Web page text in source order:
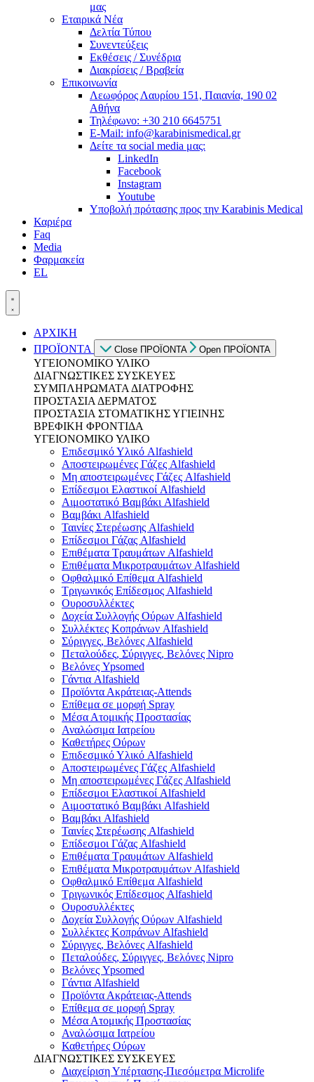
μας
Εταιρικά Νέα
Δελτία Τύπου
Συνεντεύξεις
Εκθέσεις / Συνέδρια
Διακρίσεις / Βραβεία
Επικοινωνία
Λεωφόρος Λαυρίου 151, Παιανία, 190 02
Αθήνα
Τηλέφωνο: +30 210 6645751
E-Mail: info@karabinismedical.gr
Δείτε τα social media μας:
LinkedIn
Facebook
Instagram
Youtube
Υποβολή πρότασης προς την Karabinis Medical
Καριέρα
Faq
Media
Φαρμακεία
EL
ΑΡΧΙΚΗ
ΠΡΟΪΟΝΤΑ
Close ΠΡΟΪΟΝΤΑ Open ΠΡΟΪΟΝΤΑ
ΥΓΕΙΟΝΟΜΙΚΟ ΥΛΙΚΟ
ΔΙΑΓΝΩΣΤΙΚΕΣ ΣΥΣΚΕΥΕΣ
ΣΥΜΠΛΗΡΩΜΑΤΑ ΔΙΑΤΡΟΦΗΣ
ΠΡΟΣΤΑΣΙΑ ΔΕΡΜΑΤΟΣ
ΠΡΟΣΤΑΣΙΑ ΣΤΟΜΑΤΙΚΗΣ ΥΓΙΕΙΝΗΣ
ΒΡΕΦΙΚΗ ΦΡΟΝΤΙΔΑ
ΥΓΕΙΟΝΟΜΙΚΟ ΥΛΙΚΟ
Επιδεσμικό Υλικό Alfashield
Αποστειρωμένες Γάζες Alfashield
Μη αποστειρωμένες Γάζες Alfashield
Επίδεσμοι Ελαστικοί Alfashield
Αιμοστατικό Βαμβάκι Alfashield
Βαμβάκι Alfashield
Ταινίες Στερέωσης Alfashield
Επίδεσμοι Γάζας Alfashield
Επιθέματα Τραυμάτων Alfashield
Επιθέματα Μικροτραυμάτων Alfashield
Οφθαλμικό Eπίθεμα Alfashield
Τριγωνικός Επίδεσμος Alfashield
Ουροσυλλέκτες
Δοχεία Συλλογής Ούρων Alfashield
Συλλέκτες Κοπράνων Alfashield
Σύριγγες, Βελόνες Alfashield
Πεταλούδες, Σύριγγες, Βελόνες Nipro
Βελόνες Ypsomed
Γάντια Alfashield
Προϊόντα Ακράτειας-Attends
Επίθεμα σε μορφή Spray
Μέσα Ατομικής Προστασίας
Αναλώσιμα Ιατρείου
Καθετήρες Ούρων
Επιδεσμικό Υλικό Alfashield
Αποστειρωμένες Γάζες Alfashield
Μη αποστειρωμένες Γάζες Alfashield
Επίδεσμοι Ελαστικοί Alfashield
Αιμοστατικό Βαμβάκι Alfashield
Βαμβάκι Alfashield
Ταινίες Στερέωσης Alfashield
Επίδεσμοι Γάζας Alfashield
Επιθέματα Τραυμάτων Alfashield
Επιθέματα Μικροτραυμάτων Alfashield
Οφθαλμικό Eπίθεμα Alfashield
Τριγωνικός Επίδεσμος Alfashield
Ουροσυλλέκτες
Δοχεία Συλλογής Ούρων Alfashield
Συλλέκτες Κοπράνων Alfashield
Σύριγγες, Βελόνες Alfashield
Πεταλούδες, Σύριγγες, Βελόνες Nipro
Βελόνες Ypsomed
Γάντια Alfashield
Προϊόντα Ακράτειας-Attends
Επίθεμα σε μορφή Spray
Μέσα Ατομικής Προστασίας
Αναλώσιμα Ιατρείου
Καθετήρες Ούρων
ΔΙΑΓΝΩΣΤΙΚΕΣ ΣΥΣΚΕΥΕΣ
Διαχείριση Υπέρτασης-Πιεσόμετρα Microlife